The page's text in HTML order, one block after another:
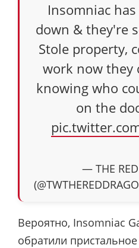
Insomniac
down & they're
Stole property,
work now they
knowing who
on the
— THE
Вероятно, Insomniac
обратили